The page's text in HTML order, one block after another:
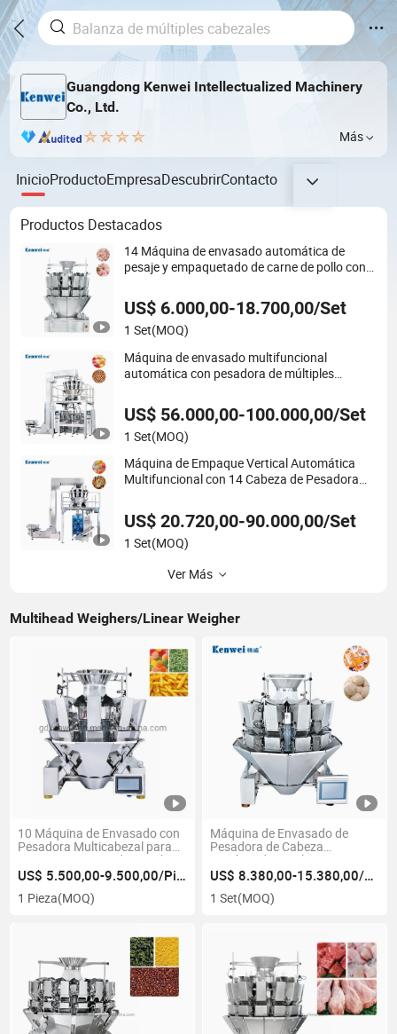
Guangdong Kenwei Intellectualized Machinery
Co., Ltd.
Más
InicioProductoEmpresaDescubrirContacto
Productos Destacados
14 Máquina de envasado automática de
pesaje y empaquetado de carne de pollo con
multi cabeza, multi función, precio
US$ 6.000,00-18.700,00/Set
1 Set(MOQ)
Máquina de envasado multifuncional
automática con pesadora de múltiples
para pesar y envasar papas fritas
US$ 56.000,00-100.000,00/Set
1 Set(MOQ)
Máquina de Empaque Vertical Automática
Multifuncional con 14 Cabeza de Pesadora
US$ 20.720,00-90.000,00/Set
1 Set(MOQ)
Ver Más
Multihead Weighers/Linear Weigher
10 Máquina de Envasado con
Pesadora Multicabezal para
Pesaje 500g Comida Snack
US$ 5.500,00-9.500,00/Pieza
1 Pieza(MOQ)
Máquina de Envasado de
Pesadora de Cabeza
Combinada Totalmente
Automática 14 para Alimentos
Congelados
US$ 8.380,00-15.380,00/Set
1 Set(MOQ)